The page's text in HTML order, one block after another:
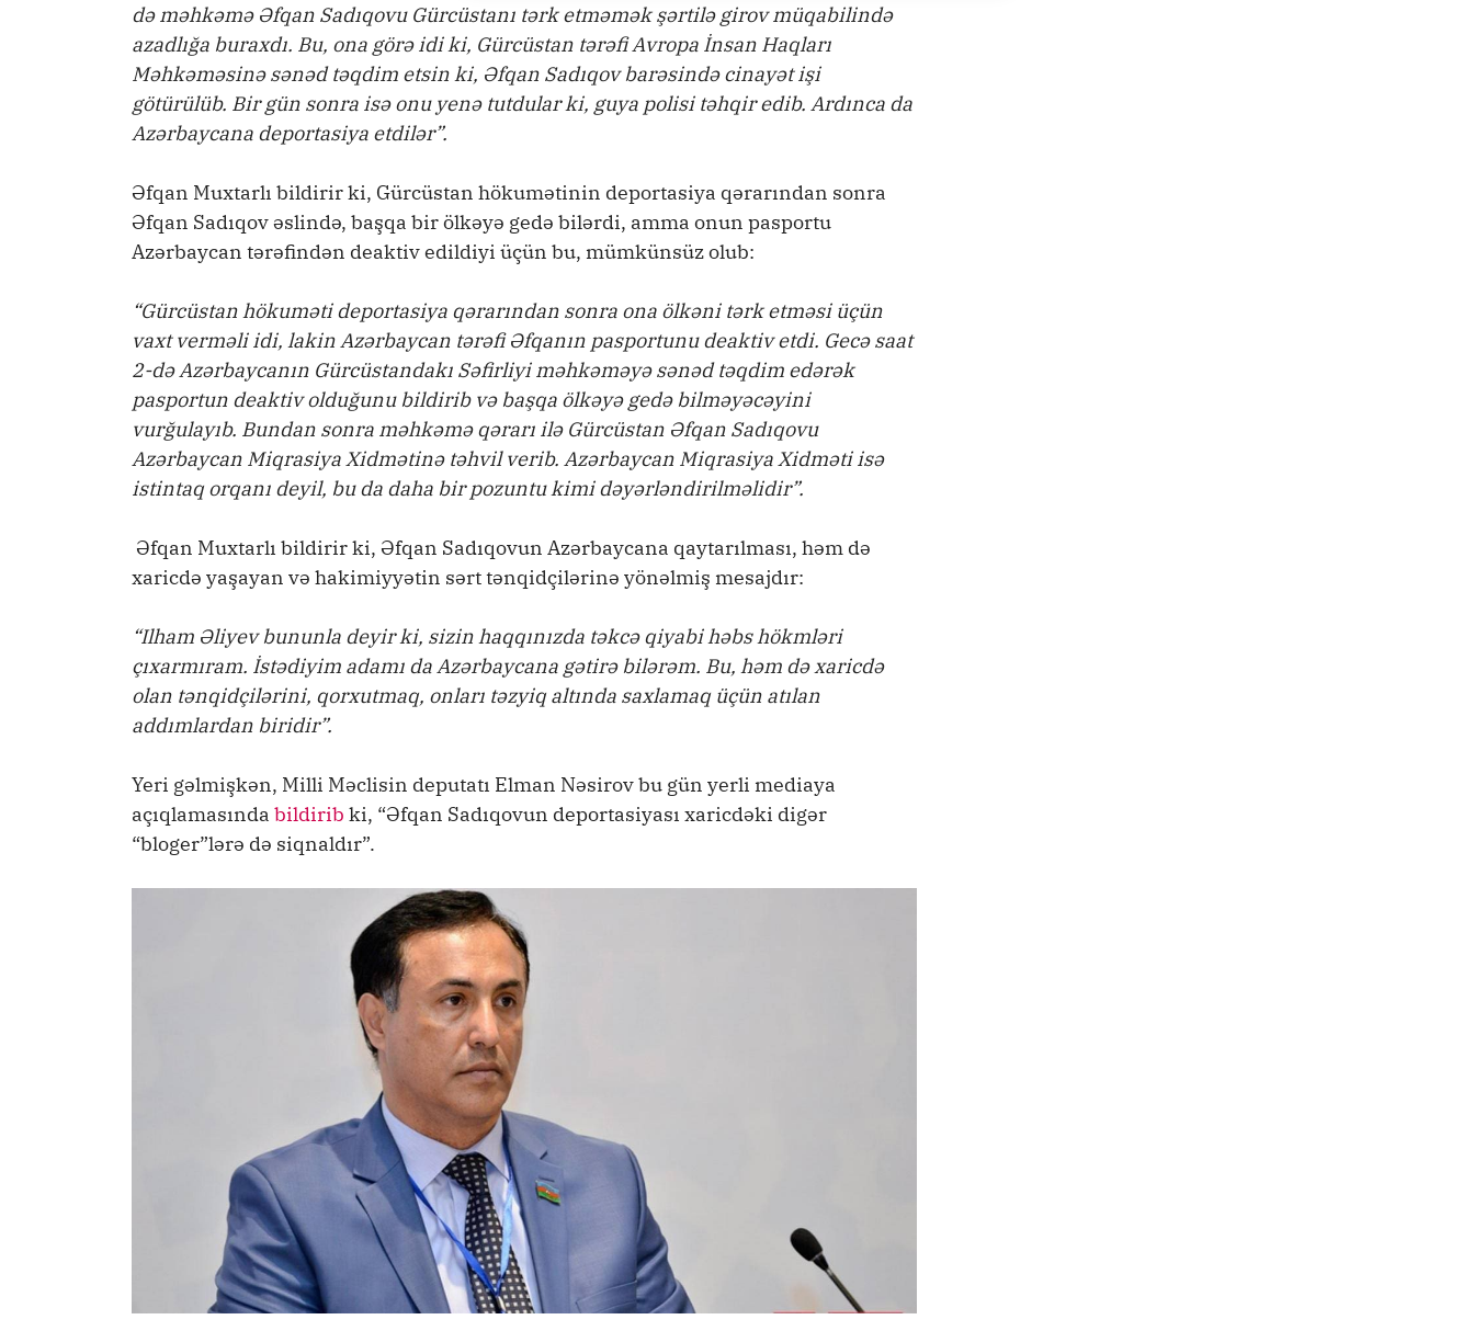
də məhkəmə Əfqan Sadıqovu Gürcüstanı tərk etməmək şərtilə girov müqabilində
azadlığa buraxdı. Bu, ona görə idi ki, Gürcüstan tərəfi Avropa İnsan Haqları
Məhkəməsinə sənəd təqdim etsin ki, Əfqan Sadıqov barəsində cinayət işi
götürülüb. Bir gün sonra isə onu yenə tutdular ki, guya polisi təhqir edib. Ardınca da
Azərbaycana deportasiya etdilər”.
Əfqan Muxtarlı bildirir ki, Gürcüstan hökumətinin deportasiya qərarından sonra
Əfqan Sadıqov əslində, başqa bir ölkəyə gedə bilərdi, amma onun pasportu
Azərbaycan tərəfindən deaktiv edildiyi üçün bu, mümkünsüz olub:
“Gürcüstan hökuməti deportasiya qərarından sonra ona ölkəni tərk etməsi üçün
vaxt verməli idi, lakin Azərbaycan tərəfi Əfqanın pasportunu deaktiv etdi. Gecə saat
2-də Azərbaycanın Gürcüstandakı Səfirliyi məhkəməyə sənəd təqdim edərək
pasportun deaktiv olduğunu bildirib və başqa ölkəyə gedə bilməyəcəyini
vurğulayıb. Bundan sonra məhkəmə qərarı ilə Gürcüstan Əfqan Sadıqovu
Azərbaycan Miqrasiya Xidmətinə təhvil verib. Azərbaycan Miqrasiya Xidməti isə
istintaq orqanı deyil, bu da daha bir pozuntu kimi dəyərləndirilməlidir”.
Əfqan Muxtarlı bildirir ki, Əfqan Sadıqovun Azərbaycana qaytarılması, həm də
xaricdə yaşayan və hakimiyyətin sərt tənqidçilərinə yönəlmiş mesajdır:
“Ilham Əliyev bununla deyir ki, sizin haqqınızda təkcə qiyabi həbs hökmləri
çıxarmıram. İstədiyim adamı da Azərbaycana gətirə bilərəm. Bu, həm də xaricdə
olan tənqidçilərini, qorxutmaq, onları təzyiq altında saxlamaq üçün atılan
addımlardan biridir”.
Yeri gəlmişkən, Milli Məclisin deputatı Elman Nəsirov bu gün yerli mediaya
açıqlamasında bildirib ki, “Əfqan Sadıqovun deportasiyası xaricdəki digər
“bloger”lərə də siqnaldır”.